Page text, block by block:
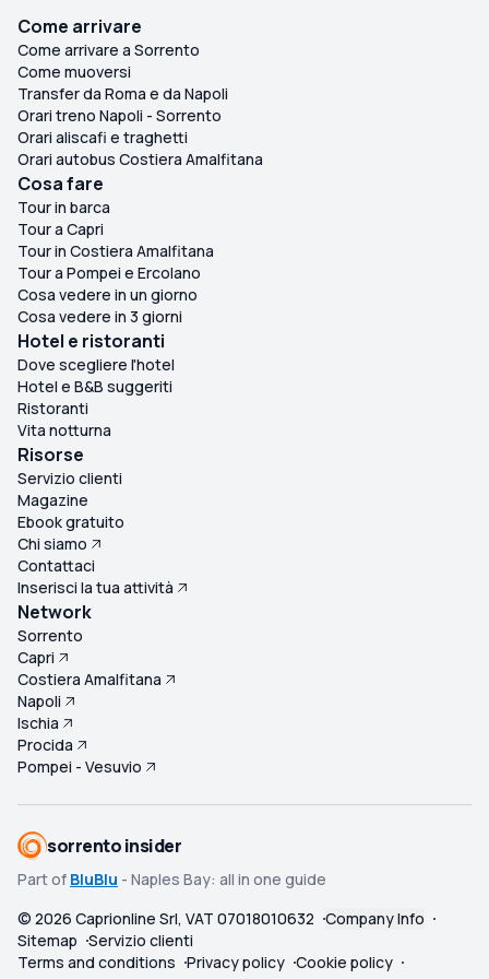
Come arrivare
Come arrivare a Sorrento
Come muoversi
Transfer da Roma e da Napoli
Orari treno Napoli - Sorrento
Orari aliscafi e traghetti
Orari autobus Costiera Amalfitana
Cosa fare
Tour in barca
Tour a Capri
Tour in Costiera Amalfitana
Tour a Pompei e Ercolano
Cosa vedere in un giorno
Cosa vedere in 3 giorni
Hotel e ristoranti
Dove scegliere l'hotel
Hotel e B&B suggeriti
Ristoranti
Vita notturna
Risorse
Servizio clienti
Magazine
Ebook gratuito
Chi siamo
Contattaci
Inserisci la tua attività
Network
Sorrento
Capri
Costiera Amalfitana
Napoli
Ischia
Procida
Pompei - Vesuvio
sorrento insider
Part of BluBlu - Naples Bay: all in one guide
© 2026 Caprionline Srl, VAT 07018010632 Company Info
Sitemap Servizio clienti
Terms and conditions Privacy policy Cookie policy